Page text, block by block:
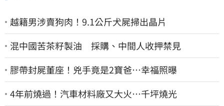
越籍男涉賣狗肉！9.1公斤犬屍掃出晶片
混中國苦茶籽製油 採購、中間人收押禁見
膠帶封屍董座！兇手竟是2寶爸…幸福照曝
4年前燒過！汽車材料廠又大火…千坪燒光